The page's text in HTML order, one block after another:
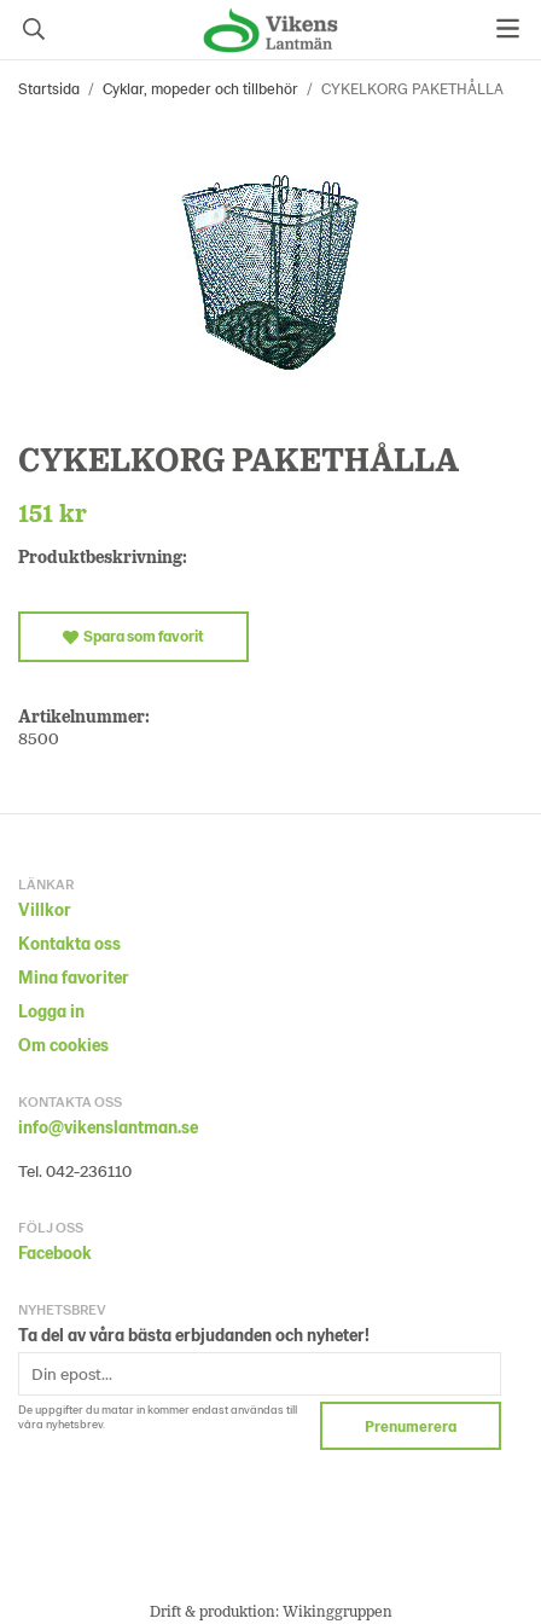
Startsida / Cyklar, mopeder och tillbehör / CYKELKORG PAKETHÅLLA
CYKELKORG PAKETHÅLLA
151 kr
Produktbeskrivning:
Spara som favorit
Artikelnummer:
8500
LÄNKAR
Villkor
Kontakta oss
Mina favoriter
Logga in
Om cookies
KONTAKTA OSS
info@vikenslantman.se
Tel. 042-236110
FÖLJ OSS
Facebook
NYHETSBREV
Ta del av våra bästa erbjudanden och nyheter!
De uppgifter du matar in kommer endast användas till
våra nyhetsbrev.
Prenumerera
Drift & produktion:Wikinggruppen